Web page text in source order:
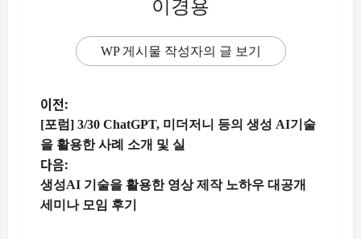
이경용
WP 게시물 작성자의 글 보기
이전:
[포럼] 3/30 ChatGPT, 미더저니 등의 생성 AI기술
을 활용한 사례 소개 및 실
다음:
생성AI 기술을 활용한 영상 제작 노하우 대공개
세미나 모임 후기